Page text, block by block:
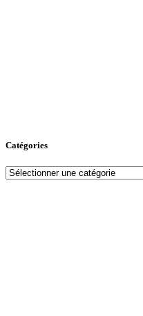
Catégories
Catégories